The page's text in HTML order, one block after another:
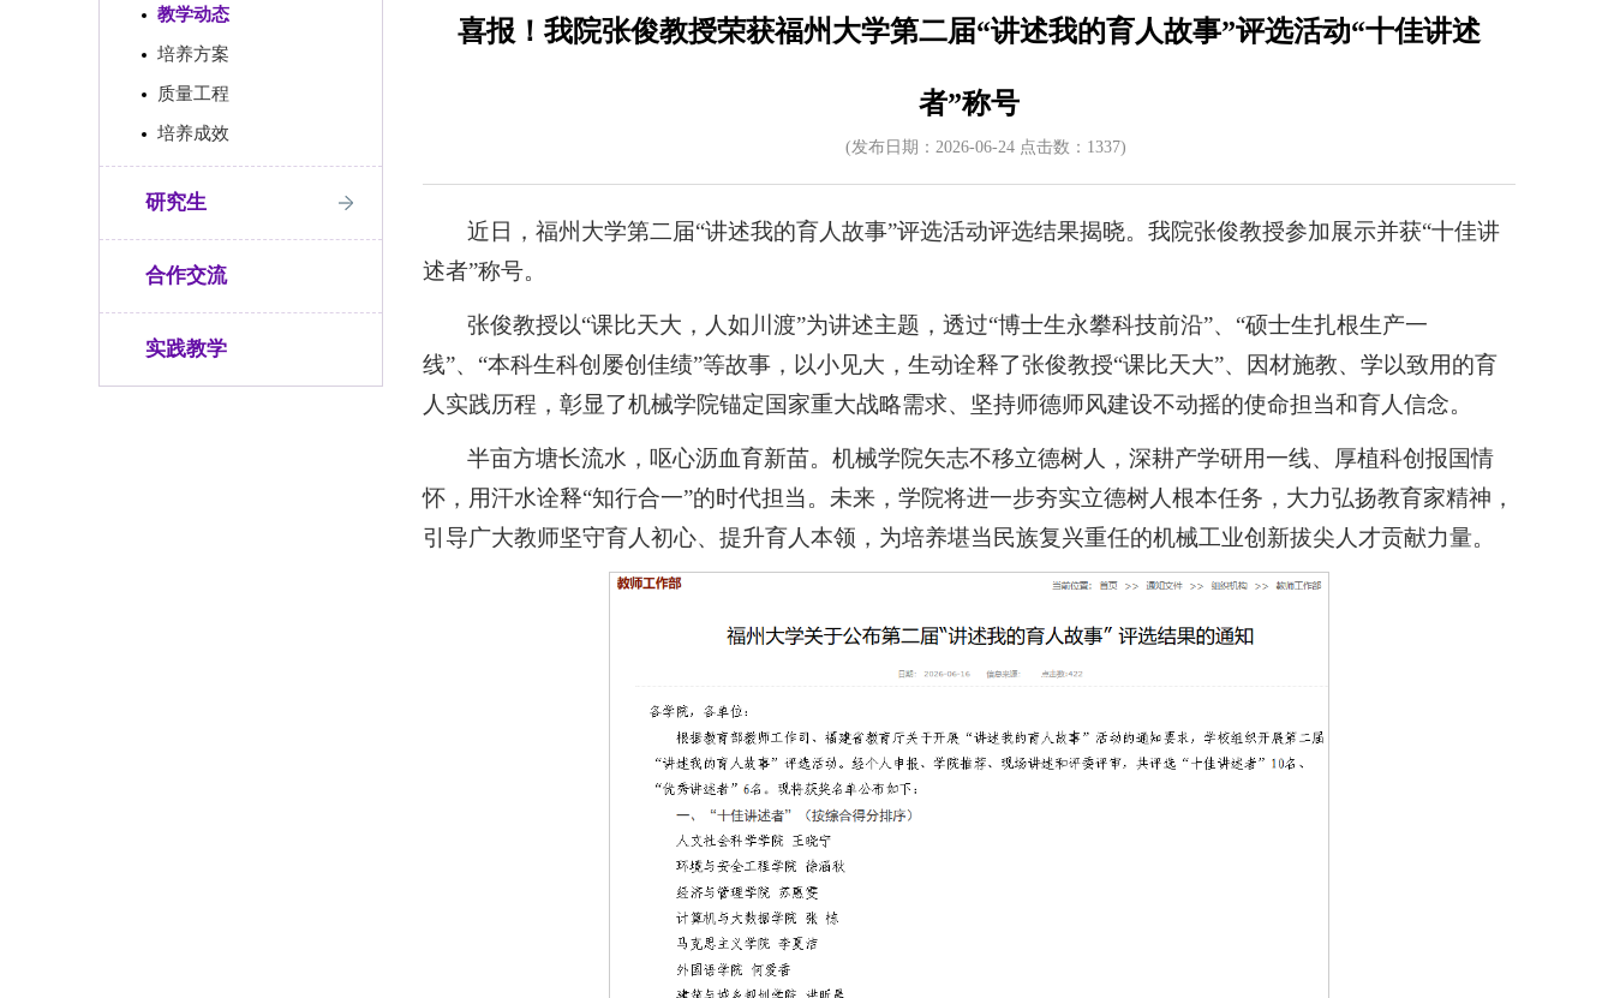
教学动态
培养方案
质量工程
培养成效
研究生
合作交流
实践教学
喜报！我院张俊教授荣获福州大学第二届“讲述我的育人故事”评选活动“十佳讲述
者”称号
(发布日期：2026-06-24 点击数： 1337)
近日，福州大学第二届“讲述我的育人故事”评选活动评选结果揭晓。我院张俊教授参加展示并获“十佳讲
述者”称号。
张俊教授以“课比天大，人如川渡”为讲述主题，透过“博士生永攀科技前沿”、“硕士生扎根生产一
线”、“本科生科创屡创佳绩”等故事，以小见大，生动诠释了张俊教授“课比天大”、因材施教、学以致用的育
人实践历程，彰显了机械学院锚定国家重大战略需求、坚持师德师风建设不动摇的使命担当和育人信念。
半亩方塘长流水，呕心沥血育新苗。机械学院矢志不移立德树人，深耕产学研用一线、厚植科创报国情
怀，用汗水诠释“知行合一”的时代担当。未来，学院将进一步夯实立德树人根本任务，大力弘扬教育家精神，
引导广大教师坚守育人初心、提升育人本领，为培养堪当民族复兴重任的机械工业创新拔尖人才贡献力量。